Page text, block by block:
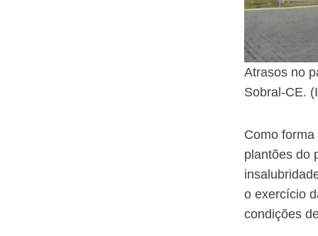
Atrasos no
Sobral-CE.
Como
plantões do
o exercício
condições